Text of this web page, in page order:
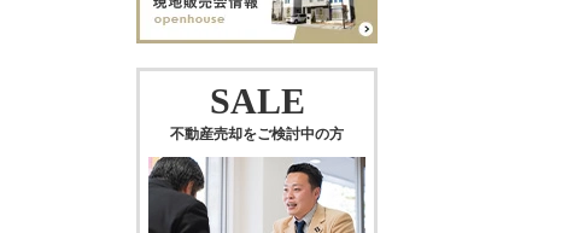
SALE
不動産売却をご検討中の方